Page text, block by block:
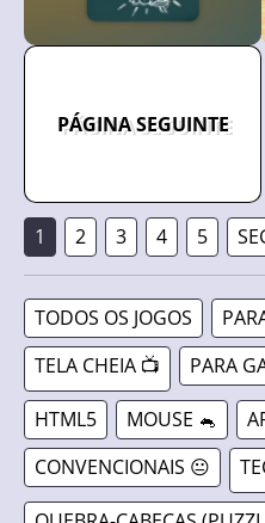
PÁGINA SEGUINTE
1 2 3 4 5
TODOS OS JOGOS
TELA CHEIA 📺
PARA
HTML5 MOUSE 🐁
CONVENCIONAIS 😐